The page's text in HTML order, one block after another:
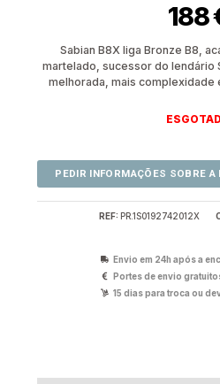
188
Sabian B8X liga Bronze B8,
martelado, sucessor do lendário
melhorada, mais complexidade
REF: PR.1S0192742012X
Envio em 24h após a
Portes de envio
15 dias para troca ou